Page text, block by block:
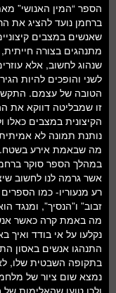
הספר “המין האנושי”
ברחמן נועד להציג את
שאנשים במצבים
מתנהגים בצורה חייתית,
שנהוג לחשוב, אלא
לשני והופכים להיות
הטובה של עצמם.
זו שמבליטה דווקא את
הקיצונית במצבים כאלו
נותנת תמונה לא
מה שבאמת אירע בשטח.
במהלך הספר סוקר
אשר גרמה לנו לחשוב
רע מנעוריו- כמו
זבוב” ו”הנסיך”, ומנגד
מה באמת קרה כאשר
נקלעו על אי בודד ואיך
התנהגו אנשים באסון
בתקופה השבטית שלו,
נמצא שום ציור של
ולכן טוען שהאלימות